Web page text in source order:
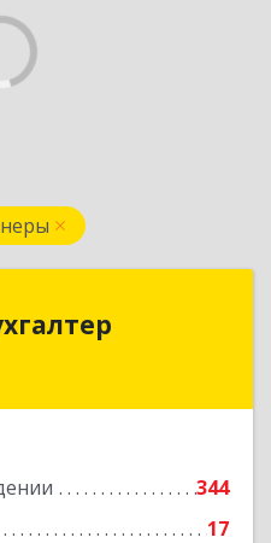
344
17
Бухгалтер
Комсомольск-на-
Подробнее